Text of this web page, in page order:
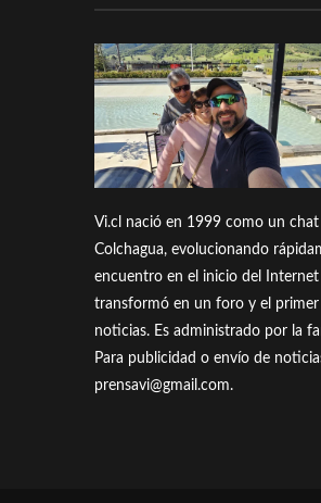
Vi.cl nació en 1999 como un
Colchagua, evolucionando
encuentro en el inicio del Internet
transformó en un foro y el
noticias. Es administrado por la
Para publicidad o envío de
prensavi@gmail.com.